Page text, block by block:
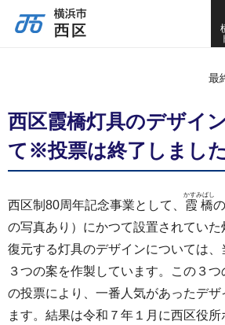
最
西区霞橋灯具のデザイ
て※投票は終了しました
西区制80周年記念事業として、 霞橋
かすみばし
の写真あり）にかつて設置されていた
復元する灯具のデザインについては、
３つの案を作製しています。この３つ
の投票により、一番人気があったデザ
ます。結果は令和７年１月に西区役